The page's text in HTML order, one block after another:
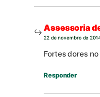
Assessoria
22 de novembro de
Fortes dores
Responder